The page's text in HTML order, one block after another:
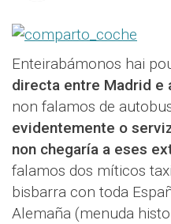
Enteirabámonos hai
directa entre Madrid e
non falamos de
evidentemente o
non chegaría a eses
falamos dos míticos
bisbarra con toda
Alemaña (menuda